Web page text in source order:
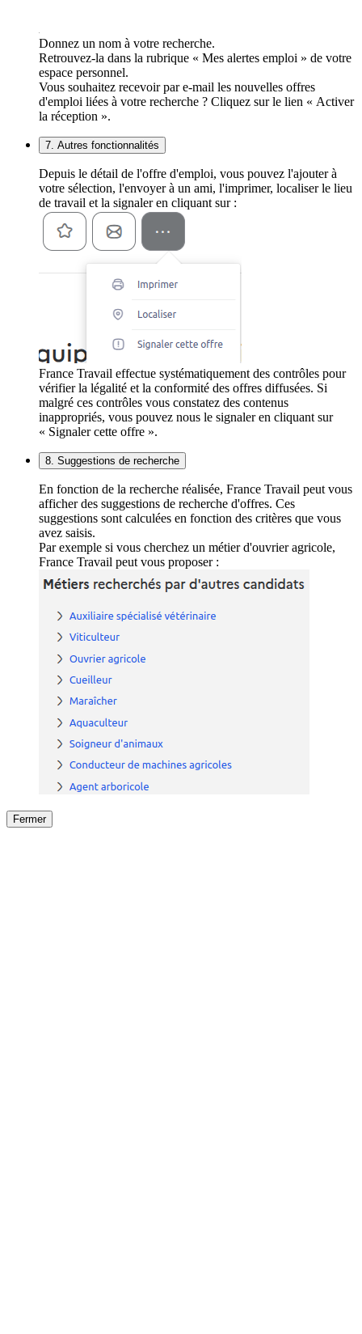
Donnez un nom à votre recherche.
Retrouvez-la dans la rubrique « Mes alertes emploi » de votre
espace personnel.
Vous souhaitez recevoir par e-mail les nouvelles offres
d'emploi liées à votre recherche ? Cliquez sur le lien « Activer
la réception ».
7. Autres fonctionnalités
Depuis le détail de l'offre d'emploi, vous pouvez l'ajouter à
votre sélection, l'envoyer à un ami, l'imprimer, localiser le lieu
de travail et la signaler en cliquant sur :
France Travail effectue systématiquement des contrôles pour
vérifier la légalité et la conformité des offres diffusées. Si
malgré ces contrôles vous constatez des contenus
inappropriés, vous pouvez nous le signaler en cliquant sur
« Signaler cette offre ».
8. Suggestions de recherche
En fonction de la recherche réalisée, France Travail peut vous
afficher des suggestions de recherche d'offres. Ces
suggestions sont calculées en fonction des critères que vous
avez saisis.
Par exemple si vous cherchez un métier d'ouvrier agricole,
France Travail peut vous proposer :
Fermer